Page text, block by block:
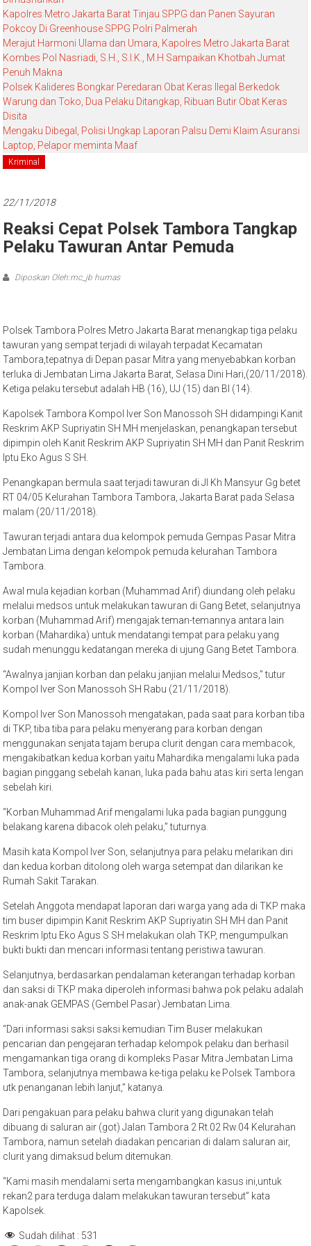
Kapolres Metro Jakarta Barat Tinjau SPPG dan Panen Sayuran
Pokcoy Di Greenhouse SPPG Polri Palmerah
Merajut Harmoni Ulama dan Umara, Kapolres Metro Jakarta Barat
Kombes Pol Nasriadi, S.H., S.I.K., M.H Sampaikan Khotbah Jumat
Penuh Makna
Polsek Kalideres Bongkar Peredaran Obat Keras Ilegal Berkedok
Warung dan Toko, Dua Pelaku Ditangkap, Ribuan Butir Obat Keras
Disita
Mengaku Dibegal, Polisi Ungkap Laporan Palsu Demi Klaim Asuransi
Laptop, Pelapor meminta Maaf
Kriminal
22/11/2018
Reaksi Cepat Polsek Tambora Tangkap
Pelaku Tawuran Antar Pemuda
Diposkan Oleh:mc_jb humas
Polsek Tambora Polres Metro Jakarta Barat menangkap tiga pelaku
tawuran yang sempat terjadi di wilayah terpadat Kecamatan
Tambora,tepatnya di Depan pasar Mitra yang menyebabkan korban
terluka di Jembatan Lima Jakarta Barat, Selasa Dini Hari,(20/11/2018).
Ketiga pelaku tersebut adalah HB (16), UJ (15) dan BI (14).
Kapolsek Tambora Kompol Iver Son Manossoh SH didampingi Kanit
Reskrim AKP Supriyatin SH MH menjelaskan, penangkapan tersebut
dipimpin oleh Kanit Reskrim AKP Supriyatin SH MH dan Panit Reskrim
Iptu Eko Agus S SH.
Penangkapan bermula saat terjadi tawuran di Jl Kh Mansyur Gg betet
RT 04/05 Kelurahan Tambora Tambora, Jakarta Barat pada Selasa
malam (20/11/2018).
Tawuran terjadi antara dua kelompok pemuda Gempas Pasar Mitra
Jembatan Lima dengan kelompok pemuda kelurahan Tambora
Tambora.
Awal mula kejadian korban (Muhammad Arif) diundang oleh pelaku
melalui medsos untuk melakukan tawuran di Gang Betet, selanjutnya
korban (Muhammad Arif) mengajak teman-temannya antara lain
korban (Mahardika) untuk mendatangi tempat para pelaku yang
sudah menunggu kedatangan mereka di ujung Gang Betet Tambora.
“Awalnya janjian korban dan pelaku janjian melalui Medsos,” tutur
Kompol Iver Son Manossoh SH Rabu (21/11/2018).
Kompol Iver Son Manossoh mengatakan, pada saat para korban tiba
di TKP, tiba tiba para pelaku menyerang para korban dengan
menggunakan senjata tajam berupa clurit dengan cara membacok,
mengakibatkan kedua korban yaitu Mahardika mengalami luka pada
bagian pinggang sebelah kanan, luka pada bahu atas kiri serta lengan
sebelah kiri.
“Korban Muhammad Arif mengalami luka pada bagian punggung
belakang karena dibacok oleh pelaku,” tuturnya.
Masih kata Kompol Iver Son, selanjutnya para pelaku melarikan diri
dan kedua korban ditolong oleh warga setempat dan dilarikan ke
Rumah Sakit Tarakan.
Setelah Anggota mendapat laporan dari warga yang ada di TKP maka
tim buser dipimpin Kanit Reskrim AKP Supriyatin SH MH dan Panit
Reskrim Iptu Eko Agus S SH melakukan olah TKP, mengumpulkan
bukti bukti dan mencari informasi tentang peristiwa tawuran.
Selanjutnya, berdasarkan pendalaman keterangan terhadap korban
dan saksi di TKP maka diperoleh informasi bahwa pok pelaku adalah
anak-anak GEMPAS (Gembel Pasar) Jembatan Lima.
“Dari informasi saksi saksi kemudian Tim Buser melakukan
pencarian dan pengejaran terhadap kelompok pelaku dan berhasil
mengamankan tiga orang di kompleks Pasar Mitra Jembatan Lima
Tambora, selanjutnya membawa ke-tiga pelaku ke Polsek Tambora
utk penanganan lebih lanjut,” katanya.
Dari pengakuan para pelaku bahwa clurit yang digunakan telah
dibuang di saluran air (got) Jalan Tambora 2 Rt.02 Rw.04 Kelurahan
Tambora, namun setelah diadakan pencarian di dalam saluran air,
clurit yang dimaksud belum ditemukan.
“Kami masih mendalami serta mengambangkan kasus ini,untuk
rekan2 para terduga dalam melakukan tawuran tersebut” kata
Kapolsek.
Sudah dilihat : 531